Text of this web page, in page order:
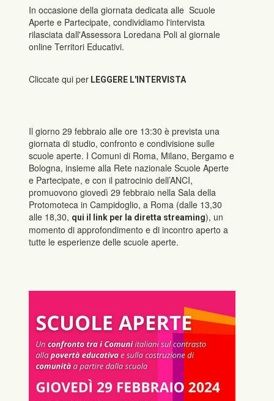
In occasione della giornata dedicata alle Scuole
Aperte e Partecipate, condividiamo l'intervista
rilasciata dall'Assessora Loredana Poli al giornale
online Territori Educativi.
Cliccate qui per LEGGERE L'INTERVISTA
Il giorno 29 febbraio alle ore 13:30 è prevista una
giornata di studio, confronto e condivisione sulle
scuole aperte. I Comuni di Roma, Milano, Bergamo e
Bologna, insieme alla Rete nazionale Scuole Aperte
e Partecipate, e con il patrocinio dell’ANCI,
promuovono giovedì 29 febbraio nella Sala della
Protomoteca in Campidoglio, a Roma (dalle 13,30
alle 18,30, qui il link per la diretta streaming), un
momento di approfondimento e di incontro aperto a
tutte le esperienze delle scuole aperte.